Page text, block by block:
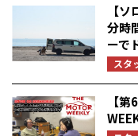
【
分時
ーで
スタ
【